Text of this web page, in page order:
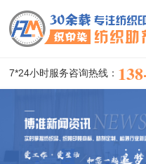
7*24小时服务咨询热线：